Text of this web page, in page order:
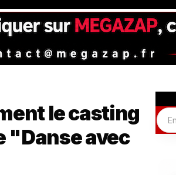
le casting
"Danse avec